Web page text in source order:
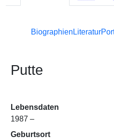
Biographien Literatur
Putte
Lebensdaten
1987 –
Geburtsort